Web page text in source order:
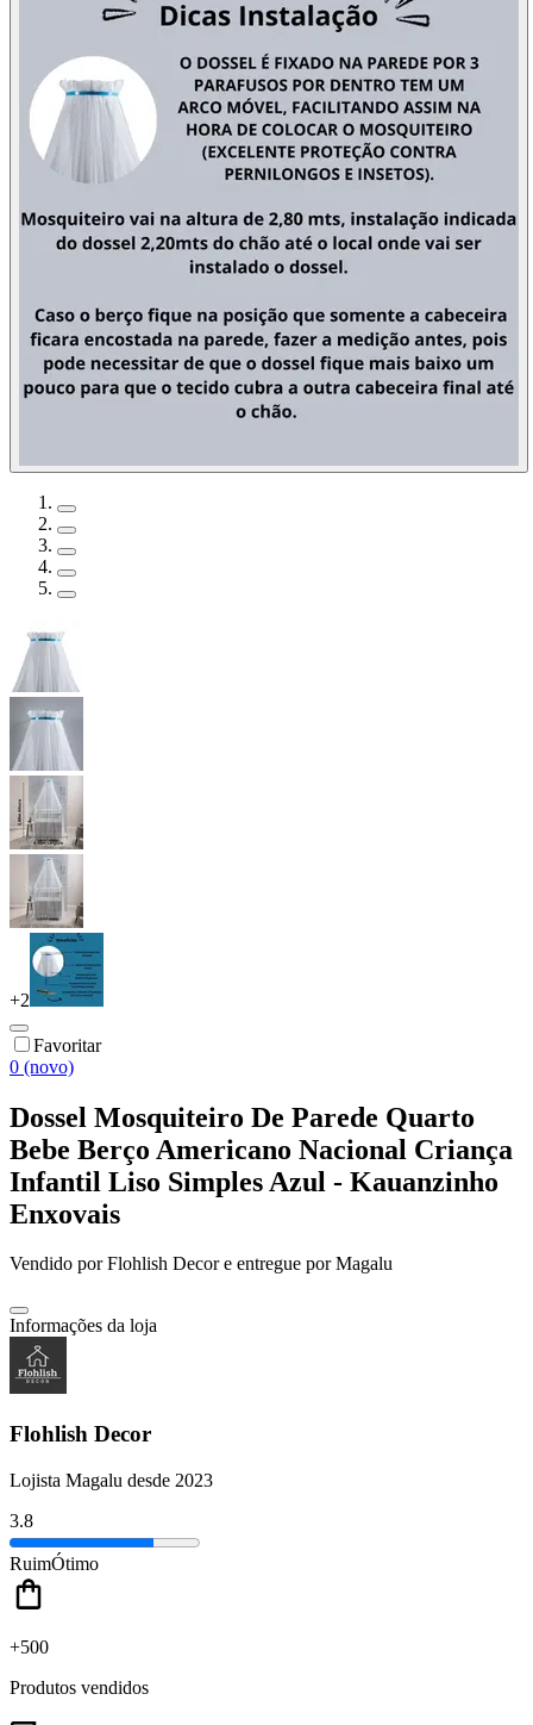
+2
Favoritar
0 (novo)
Dossel Mosquiteiro De Parede Quarto
Bebe Berço Americano Nacional Criança
Infantil Liso Simples Azul - Kauanzinho
Enxovais
Vendido porFlohlish Decore entregue por Magalu
Informações da loja
Flohlish Decor
Lojista Magalu desde 2023
3.8
RuimÓtimo
+500
Produtos vendidos